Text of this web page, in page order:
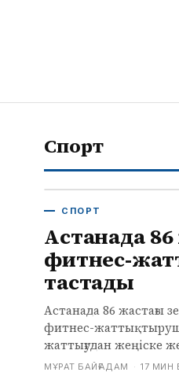
Спорт
СПОРТ
Астанада
фитнес-
тастады
Астанада 86 жастағы
фитнес-
жаттығудан жеңіске
МҰРАТ БАЙҒАДАМ · 17 МИН